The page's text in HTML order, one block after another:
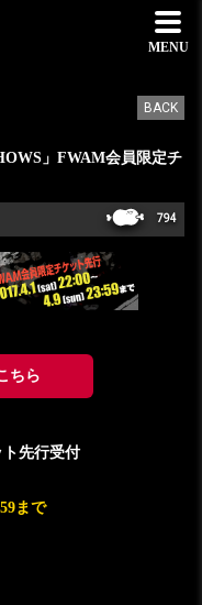
MENU
BACK
」FWAM会員限定チ
794
ちら
先行受付
まで